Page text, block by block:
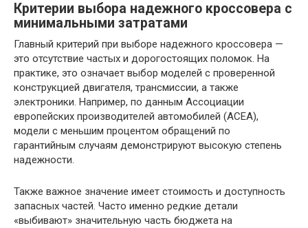
Критерии выбора надежного кроссовера с
минимальными затратами
Главный критерий при выборе надежного кроссовера —
это отсутствие частых и дорогостоящих поломок. На
практике, это означает выбор моделей с проверенной
конструкцией двигателя, трансмиссии, а также
электроники. Например, по данным Ассоциации
европейских производителей автомобилей (ACEA),
модели с меньшим процентом обращений по
гарантийным случаям демонстрируют высокую степень
надежности.
Также важное значение имеет стоимость и доступность
запасных частей. Часто именно редкие детали
«выбивают» значительную часть бюджета на